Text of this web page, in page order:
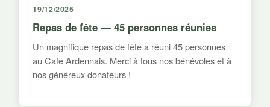
19/12/2025
Repas de fête — 45 personnes réunies
Un magnifique repas de fête a réuni 45 personnes
au Café Ardennais. Merci à tous nos bénévoles et à
nos généreux donateurs !